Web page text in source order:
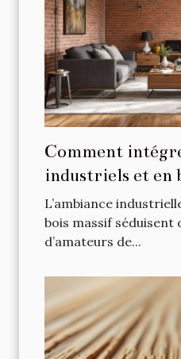
Comment
industriels et en
votre intérieur ?
L’ambiance
bois massif séduisent
d’amateurs de...